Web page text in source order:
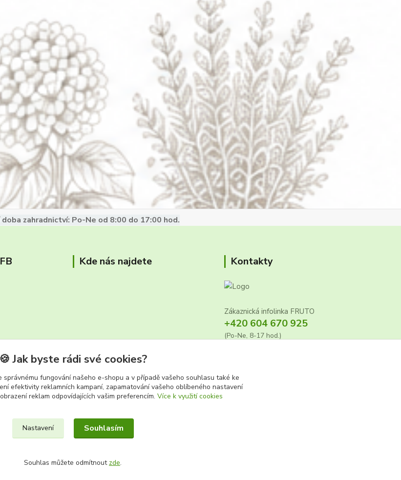
zahradnictví: Po-Ne od 8:00 do 17:00 hod.
Kde nás najdete
tř. Těreškovové 687/66 Karviná 7
Kontakty
Zákaznická infolinka FRUTO
+420 604 670 925
(Po-Ne, 8-17 hod.)
🍪 Jak byste rádi své cookies?
správnému fungování našeho e-shopu a v případě vašeho souhlasu také ke
efektivity reklamních kampaní, zapamatování vašeho oblíbeného nastavení
reklam odpovídajících vašim preferencím. Více k využití cookies
Nastavení Souhlasím
Souhlas můžete odmítnout zde.